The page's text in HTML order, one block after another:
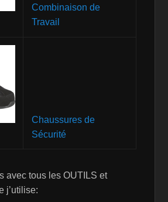
Combinaison de
Travail
Chaussures de
Sécurité
avec tous les OUTILS et
j’utilise: